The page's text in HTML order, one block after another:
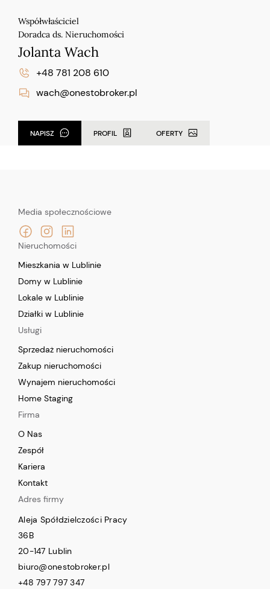
Współwłaściciel
Doradca ds. Nieruchomości
Jolanta Wach
+48 781 208 610
wach@onestobroker.pl
NAPISZ PROFIL OFERTY
Media społecznościowe
Adres firmy
Aleja Spółdzielczości Pracy
36B
20-147 Lublin
biuro@onestobroker.pl
+48 797 797 347
Nieruchomości
Mieszkania w Lublinie
Domy w Lublinie
Lokale w Lublinie
Działki w Lublinie
Usługi
Sprzedaż nieruchomości
Zakup nieruchomości
Wynajem nieruchomości
Home Staging
Firma
O Nas
Zespół
Kariera
Kontakt